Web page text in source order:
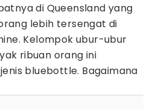
di Queensland yang
lebih tersengat di
Kelompok ubur-ubur
ribuan orang ini
bluebottle. Bagaimana